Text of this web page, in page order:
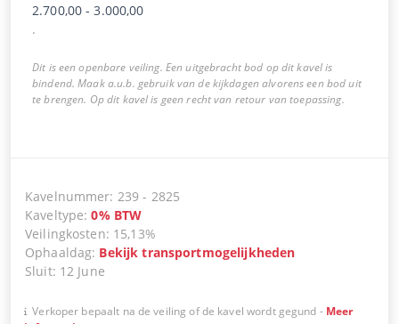
2.700,00 -3.000,00
.
Dit is een openbare veiling. Een uitgebracht bod op dit kavel is
bindend. Maak a.u.b. gebruik van de kijkdagen alvorens een bod uit
te brengen. Op dit kavel is geen recht van retour van toepassing.
Kavelnummer: 239 - 2825
Kaveltype:0% BTW
Veilingkosten: 15,13%
Ophaaldag: Bekijk transportmogelijkheden
Sluit: 12 June
Verkoper bepaalt na de veiling of de kavel wordt gegund - Meer